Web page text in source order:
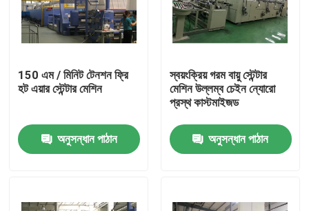
150 এম / মিনিট টেনশন ফ্রি
হট এয়ার স্টেন্টার মেশিন
অনুসন্ধান পাঠান
স্বয়ংক্রিয় গরম বায়ু স্টেন্টার
মেশিন উল্লম্ব চেইন ন্যোরো
প্রস্থ কাস্টমাইজড
অনুসন্ধান পাঠান